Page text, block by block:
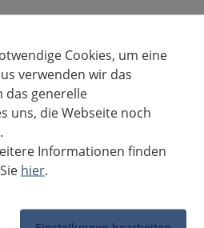
Masern-Titer-Messungen
Bei 77 Prozent der Untersuchten
zur Verfügung und
„Wir möchten den
Zugang zum Bildungssystem und
Geflüchteten im Landkreis“, lobt
Gesundheitsförderung im
kann auch bei
in
werden.
Cookies, um eine
verwenden wir das
das generelle
uns, die Webseite noch
Informationen finden
hier.